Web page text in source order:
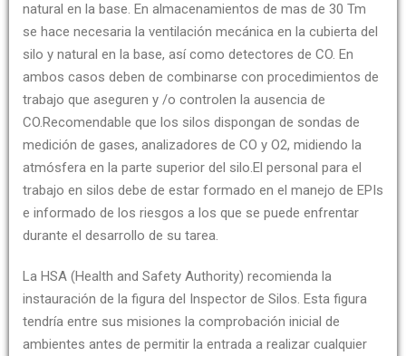
natural en la base. En almacenamientos de mas de 30 Tm
se hace necesaria la ventilación mecánica en la cubierta del
silo y natural en la base, así como detectores de CO. En
ambos casos deben de combinarse con procedimientos de
trabajo que aseguren y /o controlen la ausencia de
CO.Recomendable que los silos dispongan de sondas de
medición de gases, analizadores de CO y O2, midiendo la
atmósfera en la parte superior del silo.El personal para el
trabajo en silos debe de estar formado en el manejo de EPIs
e informado de los riesgos a los que se puede enfrentar
durante el desarrollo de su tarea.
La HSA (Health and Safety Authority) recomienda la
instauración de la figura del Inspector de Silos. Esta figura
tendría entre sus misiones la comprobación inicial de
ambientes antes de permitir la entrada a realizar cualquier